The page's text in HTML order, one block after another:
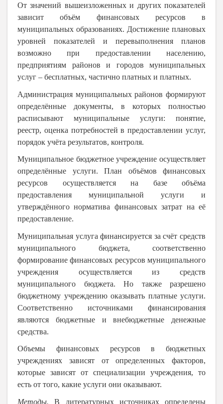
От значений вышеизложенных и других показателей
зависит объём финансовых ресурсов в
муниципальных образованиях. Достижение плановых
уровней показателей и перевыполнения планов
возможно при предоставлении населению,
предприятиям районов и городов муниципальных
услуг – бесплатных, частично платных и платных.
Администрация муниципальных районов формируют
определённые документы, в которых полностью
расписывают муниципальные услуги: понятие,
реестр, оценка потребностей в предоставлении услуг,
порядок учёта результатов, контроля.
Муниципальное бюджетное учреждение осуществляет
определённые услуги. План объёмов финансовых
ресурсов осуществляется на базе объёма
предоставления муниципальной услуги и
утверждённого норматива финансовых затрат на её
предоставление.
Муниципальная услуга финансируется за счёт средств
муниципального бюджета, соответственно
формирование финансовых ресурсов муниципального
учреждения осуществляется из средств
муниципального бюджета. Но также разрешено
бюджетному учреждению оказывать платные услуги.
Соответственно источниками финансирования
являются бюджетные и внебюджетные денежные
средства.
Объемы финансовых ресурсов в бюджетных
учреждениях зависят от определенных факторов,
которые зависят от специализации учреждения, то
есть от того, какие услуги они оказывают.
Методы.В литературных источниках определены